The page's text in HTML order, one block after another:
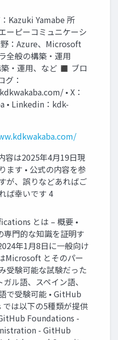
Kazuki Yamabe 所
ーピーコミュニケーシ
：Azure、Microsoft
全般の構築・運用
築・運用、など ◼ ブロ
グ：
• X：
• Linkedin：kdk-
容は2025年4月19日現
ます • 公式の内容を参
が、誤りなどあればご
ば幸いです 4
とは – 概要 •
門的な知識を証明す
年1月8日に一般向け
Microsoft とそのパー
受験可能な試験だった
ル語、スペイン語、
で受験可能 • GitHub
は以下の5種類が提供
Foundations -
- GitHub